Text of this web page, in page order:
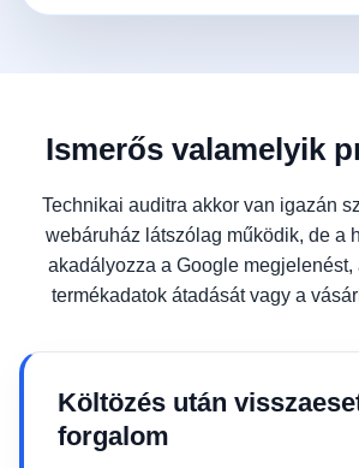
Ismerős valamelyik
Technikai auditra akkor van igazán
webáruház látszólag működik, de a
akadályozza a Google megjelenést,
termékadatok átadását vagy a
Költözés után
forgalom